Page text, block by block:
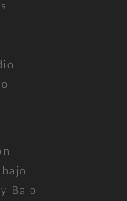
Bajo